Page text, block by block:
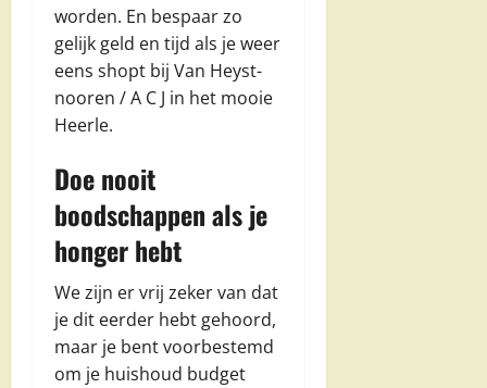
worden. En bespaar zo
gelijk geld en tijd als je weer
eens shopt bij Van Heyst-
nooren / A C J in het mooie
Heerle.
Doe nooit
boodschappen als je
honger hebt
We zijn er vrij zeker van dat
je dit eerder hebt gehoord,
maar je bent voorbestemd
om je huishoud budget